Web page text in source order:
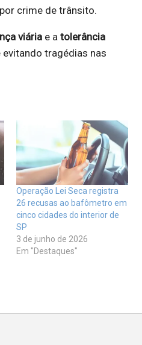
crime de trânsito.
viáriae a tolerância
tragédias nas
Operação Lei Seca registra
26 recusas ao bafômetro em
cinco cidades do interior de
SP
3 de junho de 2026
Em "Destaques"